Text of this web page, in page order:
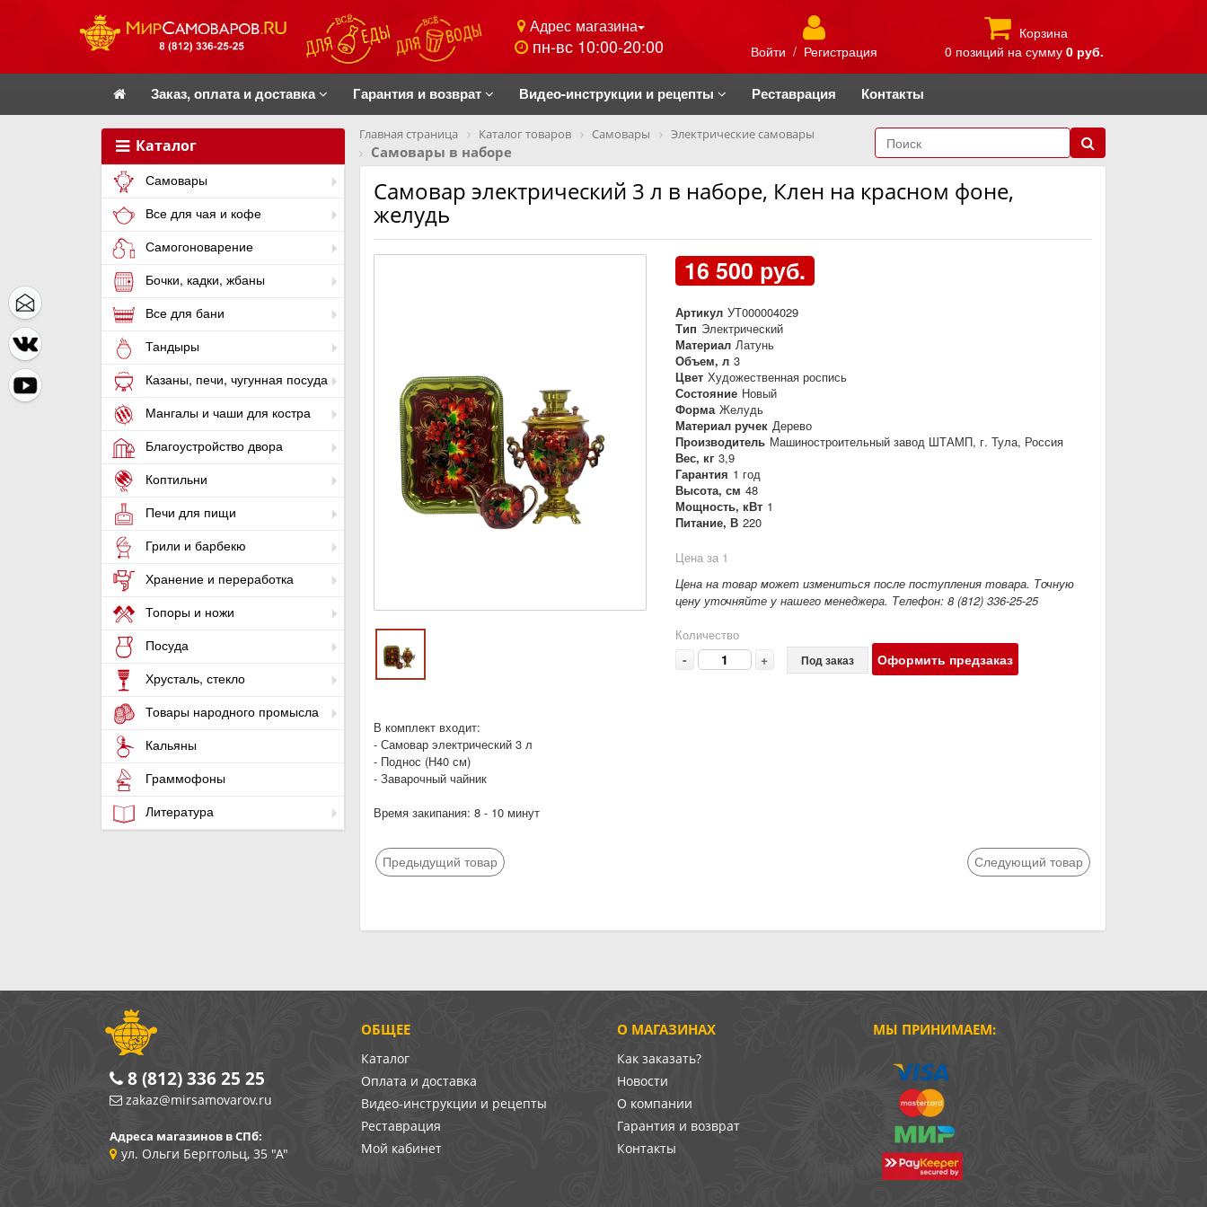
Адрес магазина
пн-вс 10:00-20:00 Войти / Регистрация
Корзина
0 позиций на сумму 0 руб.
Заказ, оплата и доставка Гарантия и возврат Видео-инструкции и рецепты Реставрация Контакты
Каталог
Самовары
Все для чая и кофе
Самогоноварение
Бочки, кадки, жбаны
Все для бани
Тандыры
Казаны, печи, чугунная посуда
Мангалы и чаши для костра
Благоустройство двора
Коптильни
Печи для пищи
Грили и барбекю
Хранение и переработка
Топоры и ножи
Посуда
Хрусталь, стекло
Товары народного промысла
Кальяны
Граммофоны
Литература
Главная страница Каталог товаров Самовары Электрические самовары
Самовары в наборе
Самовар электрический 3 л в наборе, Клен на красном фоне,
желудь
16 500 руб.
Артикул УТ000004029
Тип Электрический
Материал Латунь
Объем, л 3
Цвет Художественная роспись
Состояние Новый
Форма Желудь
Материал ручек Дерево
Производитель Машиностроительный завод ШТАМП, г. Тула, Россия
Вес, кг 3,9
Гарантия 1 год
Высота, см 48
Мощность, кВт 1
Питание, В 220
Цена за 1
Цена на товар может измениться после поступления товара. Точную
цену уточняйте у нашего менеджера. Телефон: 8 (812) 336-25-25
Количество
- + Под заказ Оформить предзаказ
В комплект входит:
- Самовар электрический 3 л
- Поднос (Н40 см)
- Заварочный чайник
Время закипания: 8 - 10 минут
Предыдущий товар Следующий товар
О МАГАЗИНАХ
Как заказать?
Новости
О компании
Гарантия и возврат
Контакты
ОБЩЕЕ
Каталог
Оплата и доставка
Видео-инструкции и рецепты
Реставрация
Мой кабинет
МЫ ПРИНИМАЕМ:
8 (812) 336 25 25
zakaz@mirsamovarov.ru
Адреса магазинов в СПб:
ул. Ольги Берггольц, 35 "А"